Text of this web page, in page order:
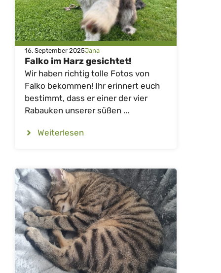
16. September 2025Jana
Falko im Harz gesichtet!
Wir haben richtig tolle Fotos von
Falko bekommen! Ihr erinnert euch
bestimmt, dass er einer der vier
Rabauken unserer süßen ...
Weiterlesen